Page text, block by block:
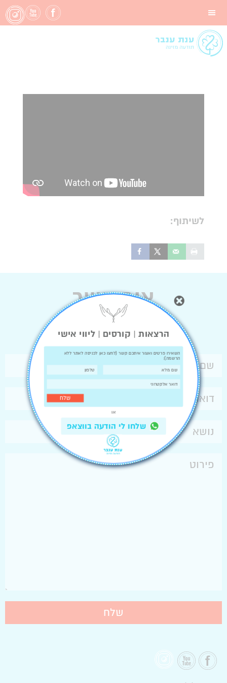
אין לי כח להכין
לשיתוף:
צור קשר
הרצאות | קורסים | ליווי אישי
השאירו פרטים ואצור איתכם קשר (לחצו כאן לכניסה לאתר ללא
הרשמה):
או
שלחו לי הודעה בווצאפ